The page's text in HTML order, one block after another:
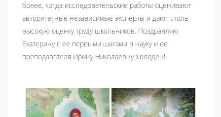
более, когда исследовательские работы оценивают
авторитетные независимые эксперты и дают столь
высокую оценку труду школьников. Поздравляю
Екатерину с ее первыми шагами в науку и ее
преподавателя Ирину Николаевну Холоден!